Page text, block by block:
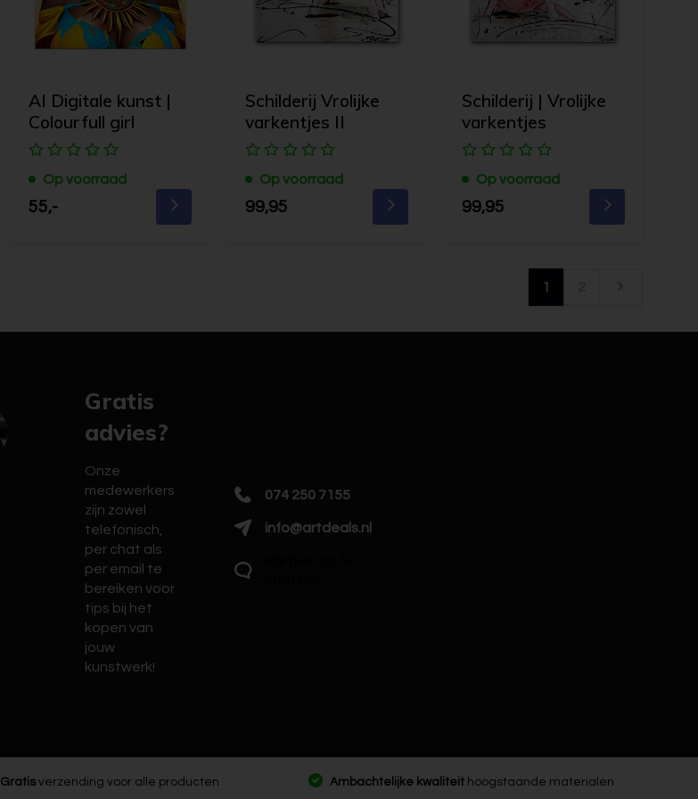
AI Digitale kunst |
Colourfull girl
Op voorraad
55,-
Schilderij Vrolijke
varkentjes II
Op voorraad
99,95
Schilderij | Vrolijke
varkentjes
Op voorraad
99,95
1
Gratis
advies?
Onze
medewerkers
zijn zowel
telefonisch,
per chat als
per email te
bereiken voor
tips bij het
kopen van
jouw
kunstwerk!
074 250 7155
info@artdeals.nl
Gratis verzending voor alle producten Ambachtelijke kwaliteit hoogstaande materialen